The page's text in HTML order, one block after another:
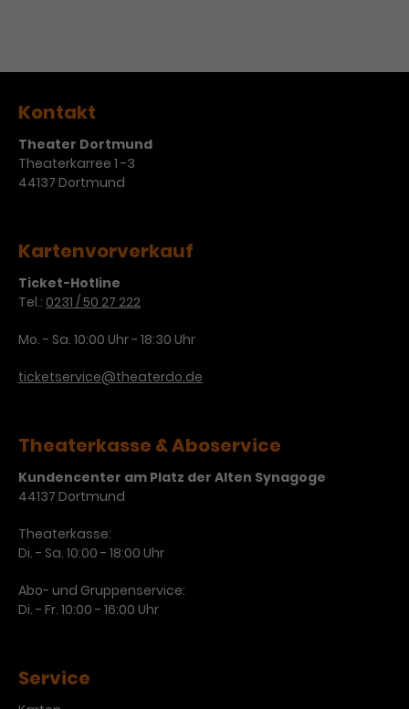
Kontakt
Theater Dortmund
Theaterkarree 1 -3
44137 Dortmund
Kartenvorverkauf
Ticket-Hotline
Tel.: 0231 / 50 27 222
Mo. - Sa. 10:00 Uhr - 18:30 Uhr
ticketservice@theaterdo.de
Theaterkasse & Aboservice
Kundencenter am Platz der Alten Synagoge
44137 Dortmund
Theaterkasse:
Di. - Sa. 10:00 - 18:00 Uhr
Abo- und Gruppenservice:
Di. - Fr. 10:00 - 16:00 Uhr
Service